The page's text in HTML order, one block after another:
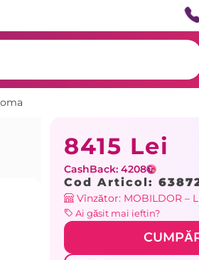
8415 Lei
CashBack: 4208
Cod Articol:
Vînzător: MOBILDOR –
Ai găsit mai ieftin?